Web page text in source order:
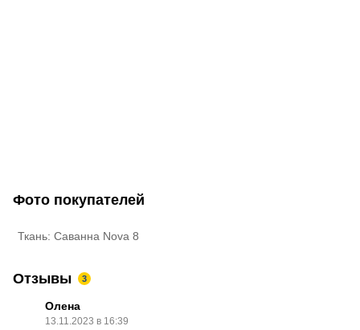
Фото покупателей
Ткань: Саванна Nova 8
Отзывы 3
Олена
13.11.2023 в 16:39